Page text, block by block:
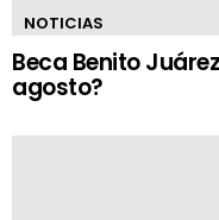
NOTICIAS
Beca Benito
agosto?